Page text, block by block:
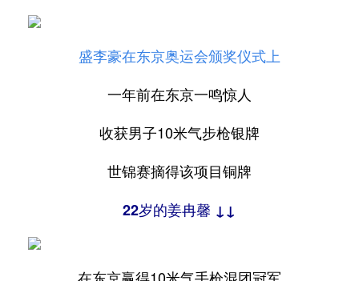
盛李豪在东京奥运会颁奖仪式上
一年前在东京一鸣惊人
收获男子10米气步枪银牌
世锦赛摘得该项目铜牌
22岁的姜冉馨 ↓↓